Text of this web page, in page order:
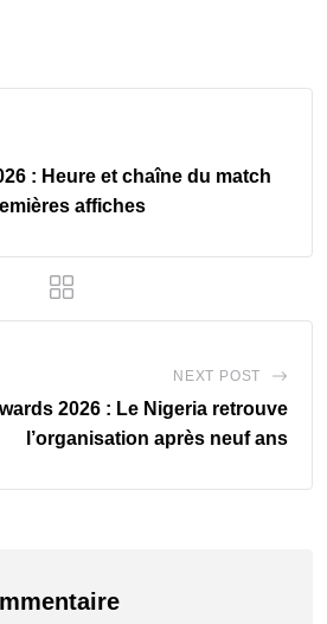
: Heure et chaîne du match
affiches
NEXT POST
2026 : Le Nigeria retrouve
l’organisation après neuf ans